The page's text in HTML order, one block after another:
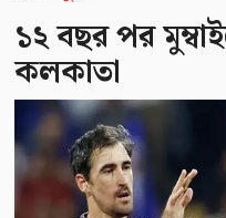
১২ বছর পর
কলকাতা